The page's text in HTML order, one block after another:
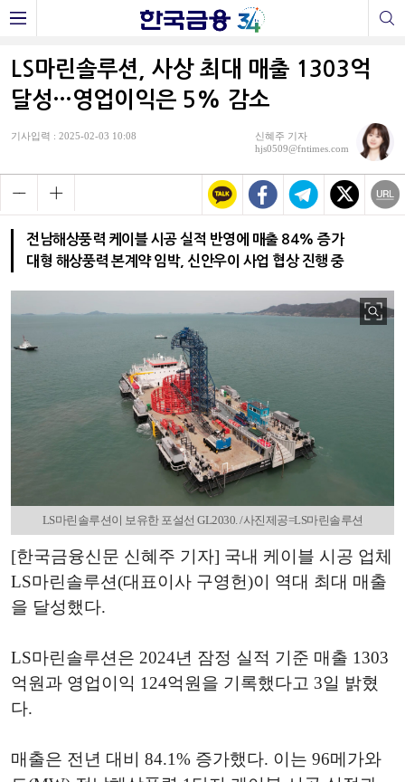
LS마린솔루션, 사상 최대 매출 1303억
달성…영업이익은 5% 감소
기사입력 : 2025-02-03 10:08
신혜주 기자
hjs0509@fntimes.com
전남해상풍력 케이블 시공 실적 반영에 매출 84% 증가
대형 해상풍력 본계약 임박, 신안우이 사업 협상 진행 중
LS마린솔루션이 보유한 포설선 GL2030. /사진제공=LS마린솔루션
[한국금융신문 신혜주 기자] 국내 케이블 시공 업체
LS마린솔루션(대표이사 구영헌)이 역대 최대 매출
을 달성했다.
LS마린솔루션은 2024년 잠정 실적 기준 매출 1303
억원과 영업이익 124억원을 기록했다고 3일 밝혔
다.
매출은 전년 대비 84.1% 증가했다. 이는 96메가와